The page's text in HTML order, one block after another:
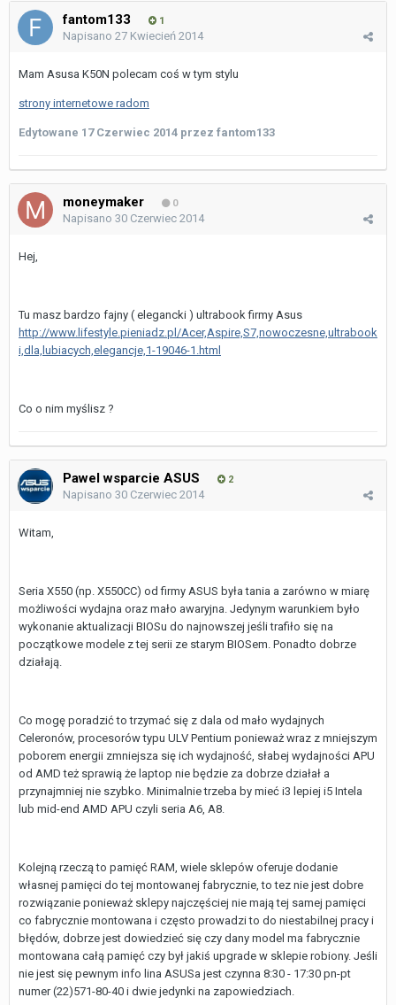
fantom133 1
Napisano 27 Kwiecień 2014
Mam Asusa K50N polecam coś w tym stylu
strony internetowe radom
Edytowane 17 Czerwiec 2014 przez fantom133
moneymaker 0
Napisano 30 Czerwiec 2014
Hej,
Tu masz bardzo fajny ( elegancki ) ultrabook firmy Asus
http://www.lifestyle.pieniadz.pl/Acer,Aspire,S7,nowoczesne,ultrabook
i,dla,lubiacych,elegancje,1-19046-1.html
Co o nim myślisz ?
Pawel wsparcie ASUS 2
Napisano 30 Czerwiec 2014
Witam,
Seria X550 (np. X550CC) od firmy ASUS była tania a zarówno w miarę
możliwości wydajna oraz mało awaryjna. Jedynym warunkiem było
wykonanie aktualizacji BIOSu do najnowszej jeśli trafiło się na
początkowe modele z tej serii ze starym BIOSem. Ponadto dobrze
działają.
Co mogę poradzić to trzymać się z dala od mało wydajnych
Celeronów, procesorów typu ULV Pentium ponieważ wraz z mniejszym
poborem energii zmniejsza się ich wydajność, słabej wydajności APU
od AMD też sprawią że laptop nie będzie za dobrze działał a
przynajmniej nie szybko. Minimalnie trzeba by mieć i3 lepiej i5 Intela
lub mid-end AMD APU czyli seria A6, A8.
Kolejną rzeczą to pamięć RAM, wiele sklepów oferuje dodanie
własnej pamięci do tej montowanej fabrycznie, to tez nie jest dobre
rozwiązanie ponieważ sklepy najczęściej nie mają tej samej pamięci
co fabrycznie montowana i często prowadzi to do niestabilnej pracy i
błędów, dobrze jest dowiedzieć się czy dany model ma fabrycznie
montowana całą pamięć czy był jakiś upgrade w sklepie robiony. Jeśli
nie jest się pewnym info lina ASUSa jest czynna 8:30 - 17:30 pn-pt
numer (22)571-80-40 i dwie jedynki na zapowiedziach.